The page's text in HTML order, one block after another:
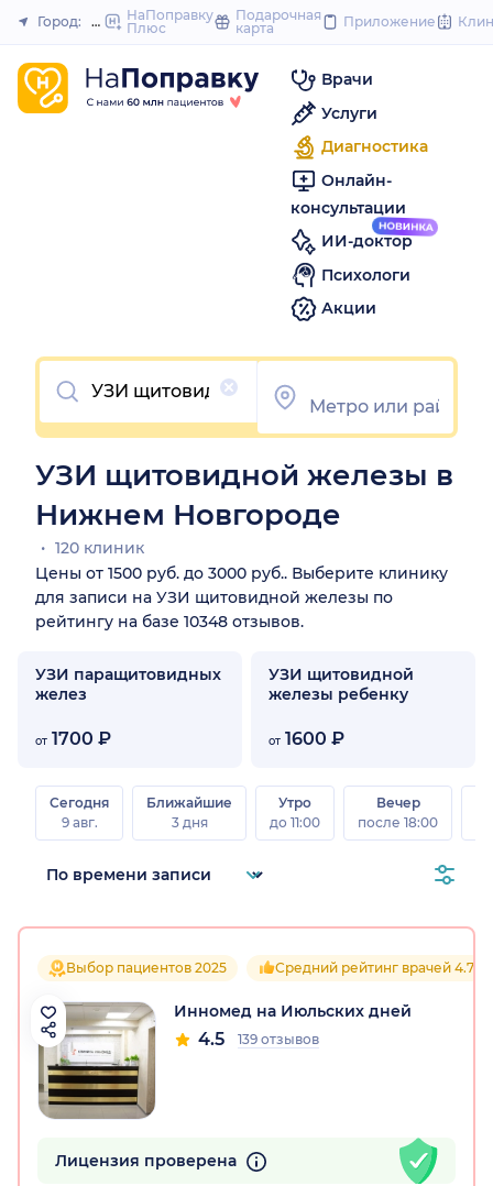
to
Закрыть
Город: Нижний Новгород
НаПоправку
Плюс
Подарочная
карта
Приложение
Врачи
Услуги
Диагностика
Онлайн-
консультации
ИИ-доктор
Психологи
Акции
Очистить
УЗИ щитовидной железы в
Нижнем Новгороде
120 клиник
Цены от 1500 руб. до 3000 руб.. Выберите клинику
для записи на УЗИ щитовидной железы по
рейтингу на базе 10348 отзывов.
УЗИ паращитовидных
желез
от 1700 ₽
УЗИ щитовидной
железы ребенку
от 1600 ₽
Сегодня
9 авг.
Ближайшие
3 дня
Утро
до 11:00
Вечер
после 18:00
Выбор пациентов 2025 Средний рейтинг врачей 4.7
Инномед на Июльских дней
4.5 139 отзывов
Лицензия проверена